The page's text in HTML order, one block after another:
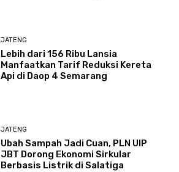
JATENG
Lebih dari 156 Ribu Lansia
Manfaatkan Tarif Reduksi Kereta
Api di Daop 4 Semarang
JATENG
Ubah Sampah Jadi Cuan, PLN UIP
JBT Dorong Ekonomi Sirkular
Berbasis Listrik di Salatiga